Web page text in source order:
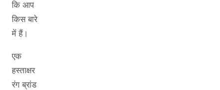
कि आप
किस बारे
में हैं।
एक
हस्ताक्षर
रंग ब्रांड